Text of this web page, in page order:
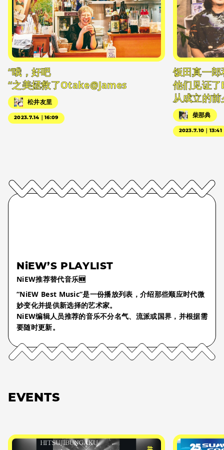
“哦，好吧
“之美拯救了Otake@James
松井友里
2023.7.14｜16:09
饭田真一
他们见证
从成立的
柴那典
2023.7.10｜13:41
NiEW’S PLAYLIST
NiEW推荐替代音乐🆕
“NiEW Best Music”是一份播放列表，介绍那些顺应时代微
妙变化并提供新选择的艺术家。
NiEW编辑人员推荐的音乐不分名气、流派或国界，并根据需
要随时更新。
EVENTS